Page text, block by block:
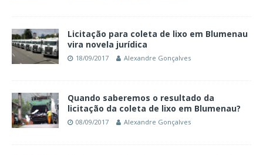
Licitação para coleta de lixo em Blumenau
vira novela jurídica
18/09/2017 Alexandre Gonçalves
Quando saberemos o resultado da
licitação da coleta de lixo em Blumenau?
08/09/2017 Alexandre Gonçalves